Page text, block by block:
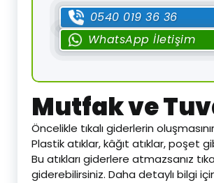
0540 019 36 36
WhatsApp İletişim
Mutfak ve
Öncelikle tıkalı giderlerin
Plastik atıklar, kâğıt atıklar, poşet
Bu atıkları giderlere atmazsanız
giderebilirsiniz. Daha detaylı bilgi